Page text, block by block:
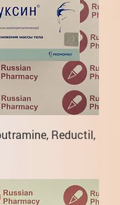
Reductil,